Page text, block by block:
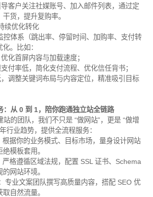
客户关注社媒账号、加入邮件列表，通过定
货，提升复购率。
续优化转化
控体系（跳出率、停留时间、加购率、支付转
。比如：
化首屏内容与加载速度；
付率低，简化支付流程、优化信任背书；
调整关键词布局与内容定位，精准吸引目标
：从 0 到 1，陪你跑通独立站全链路
站的团队，我们不只是 “做网站”，更是 “做增
业趋势，提供全流程服务：
根据你的业务模式、目标市场，量身设计网站
模板套用。
严格遵循区域法规，配置 SSL 证书、Schema
网站环境。
专业文案团队撰写高质量内容，搭配 SEO 优
自然流量。